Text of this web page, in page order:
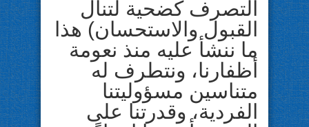
التصرف كضحية لتنال
القبول والاستحسان) هذا
ما ننشأ عليه منذ نعومة
أظفارنا، ونتطرف له
متناسين مسؤوليتنا
الفردية، وقدرتنا على